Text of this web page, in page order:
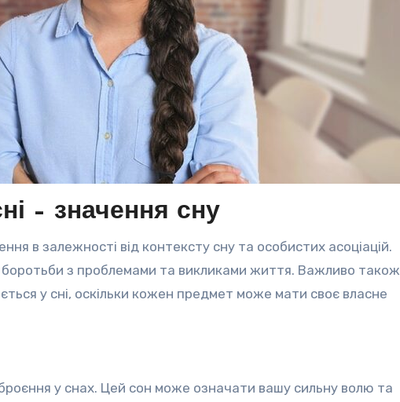
– значення сну
в залежності від контексту сну та особистих асоціацій.
боротьби з проблемами та викликами життя. Важливо також
у сні, оскільки кожен предмет може мати своє власне
у снах. Цей сон може означати вашу сильну волю та